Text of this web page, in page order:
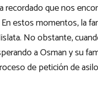
recordado que nos
En estos momentos, la
No obstante,
a Osman y su
de petición de